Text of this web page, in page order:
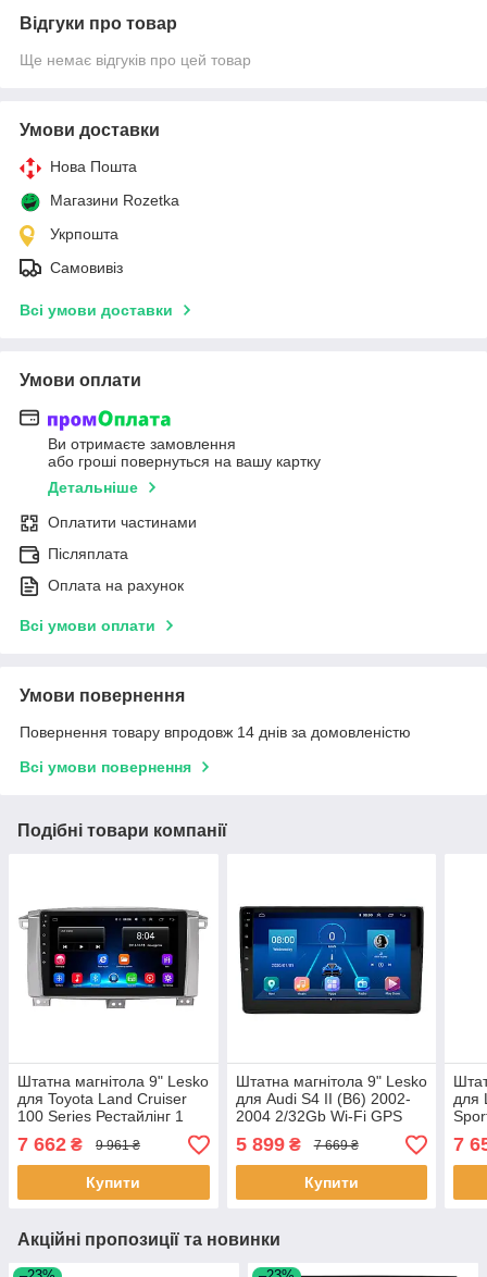
Відгуки про товар
Ще немає відгуків про цей товар
Умови доставки
Нова Пошта
Магазини Rozetka
Укрпошта
Самовивіз
Всі умови доставки
Умови оплати
Ви отримаєте замовлення
або гроші повернуться на вашу картку
Детальніше
Оплатити частинами
Післяплата
Оплата на рахунок
Всі умови оплати
Умови повернення
Повернення товару впродовж 14 днів за домовленістю
Всі умови повернення
Подібні товари компанії
Штатна магнітола 9" Lesko
для Toyota Land Cruiser
100 Series Рестайлінг 1
2002-2005 2/32Gb/ Wi-Fi
Тойота 5шт
7 662 ₴ 9 961 ₴
Купити
Штатна магнітола 9" Lesko
для Audi S4 II (B6) 2002-
2004 2/32Gb Wi-Fi GPS
5 899₴ 7 669 ₴
Купити
для
шт.
7
Акційні пропозиції та новинки